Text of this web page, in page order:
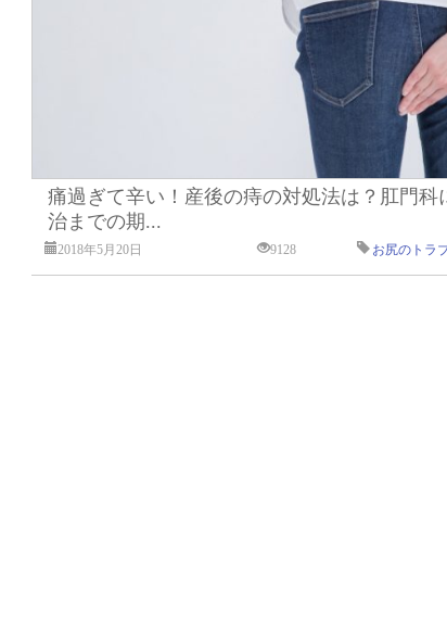
痛過ぎて辛い！産後の痔の対処法は？肛門科
治までの期...
2018年5月20日 9128 お尻のトラ